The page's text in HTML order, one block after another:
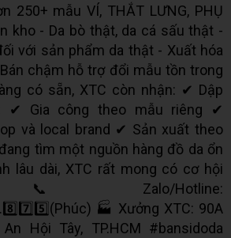
250+ mẫu VÍ, THẮT LƯNG, PHỤ
kho - Da bò thật, da cá sấu thật -
với sản phẩm da thật - Xuất hóa
chậm hỗ trợ đổi mẫu tồn trong
có sẵn, XTC còn nhận: ✔ Dập
✔ Gia công theo mẫu riêng ✔
và local brand ✔ Sản xuất theo
tìm một nguồn hàng đồ da ổn
lâu dài, XTC rất mong có cơ hội
📞 Zalo/Hotline:
🏭 Xưởng XTC: 90A
Hội Tây, TP.HCM #bansidoda